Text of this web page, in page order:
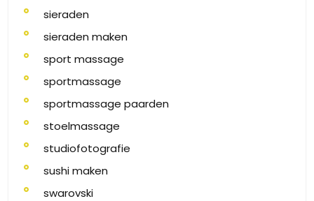
sieraden
sieraden maken
sport massage
sportmassage
sportmassage paarden
stoelmassage
studiofotografie
sushi maken
swarovski